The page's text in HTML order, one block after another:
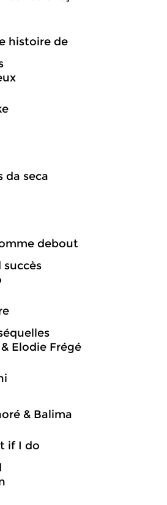
histoire de
da seca
debout
succès
Elodie Frégé
& Balima
if I do